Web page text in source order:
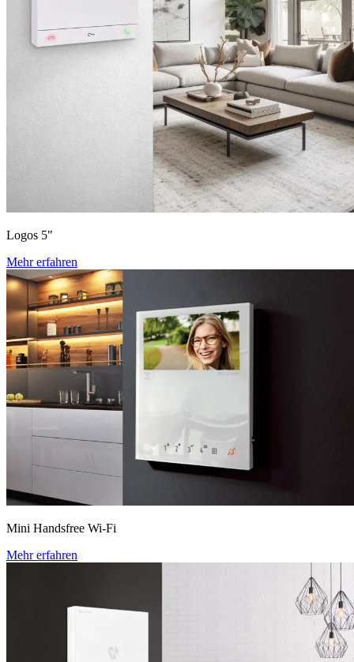
Logos 5"
Mehr erfahren
Mini Handsfree Wi-Fi
Mehr erfahren